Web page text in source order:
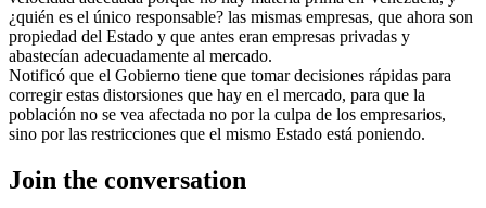
¿quién es el único responsable? las mismas empresas, que ahora son
propiedad del Estado y que antes eran empresas privadas y
abastecían adecuadamente al mercado.
Notificó que el Gobierno tiene que tomar decisiones rápidas para
corregir estas distorsiones que hay en el mercado, para que la
población no se vea afectada no por la culpa de los empresarios,
sino por las restricciones que el mismo Estado está poniendo.
Join the conversation